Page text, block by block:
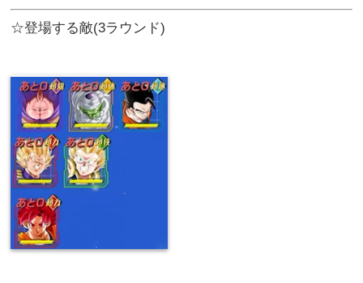
☆登場する敵(3ラウンド)